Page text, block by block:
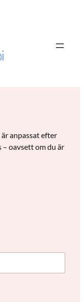
anpassat efter
oavsett om du är